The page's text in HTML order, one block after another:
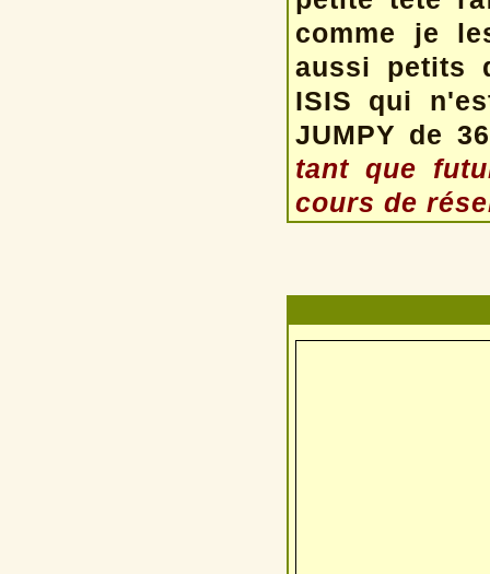
comme je
aussi petits
ISIS qui
JUMPY de
tant que
cours de